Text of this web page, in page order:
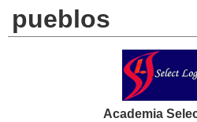
pueblos
Academia